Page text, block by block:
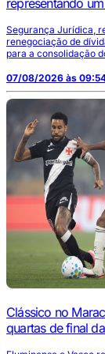
representando
Segurança Jurídica,
renegociação de
para a consolidação
07/08/2026 às
Clássico no
quartas de final